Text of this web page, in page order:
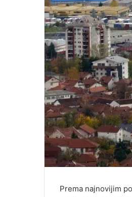
Prema najnovijim